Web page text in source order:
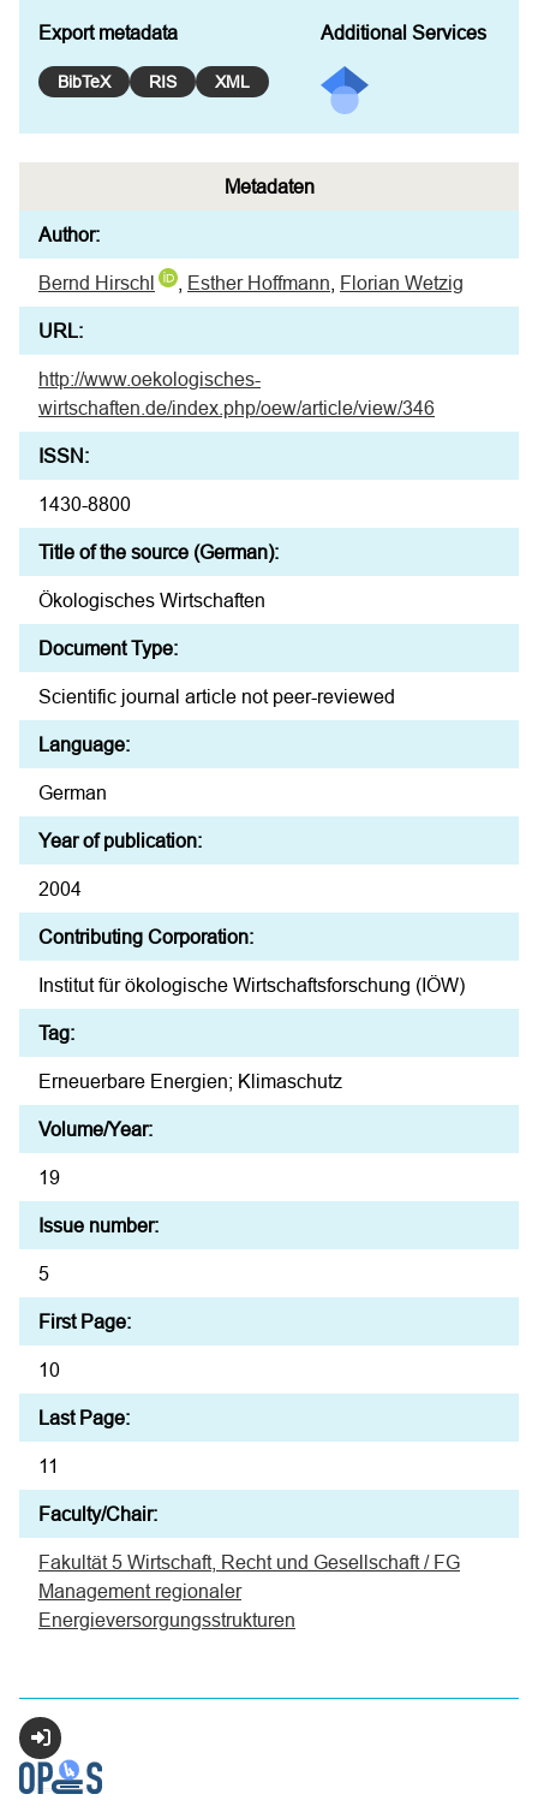
Export metadata
BibTeX RIS XML
Additional Services
Metadaten
Author:
Bernd Hirschl Esther Hoffmann Florian Wetzig
URL:
http://www.oekologisches-
wirtschaften.de/index.php/oew/article/view/346
ISSN:
1430-8800
Title of the source (German):
Ökologisches Wirtschaften
Document Type:
Scientific journal article not peer-reviewed
Language:
German
Year of publication:
2004
Contributing Corporation:
Institut für ökologische Wirtschaftsforschung (IÖW)
Tag:
Erneuerbare Energien; Klimaschutz
Volume/Year:
19
Issue number:
5
First Page:
10
Last Page:
11
Faculty/Chair:
Fakultät 5 Wirtschaft, Recht und Gesellschaft / FG
Management regionaler
Energieversorgungsstrukturen
Login